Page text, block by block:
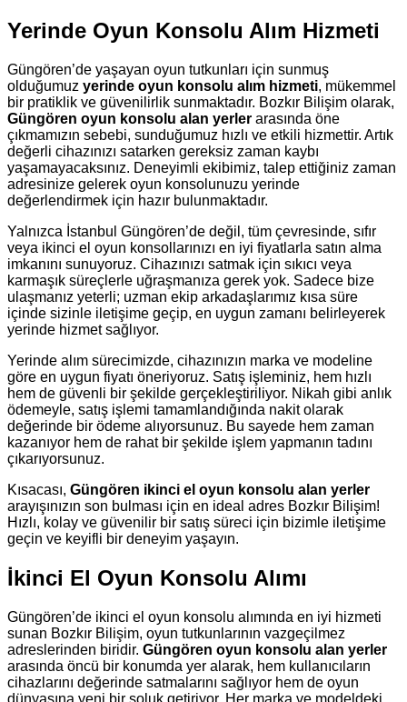
Yerinde Oyun Konsolu Alım Hizmeti
Güngören’de yaşayan oyun tutkunları için sunmuş
olduğumuz yerinde oyun konsolu alım hizmeti, mükemmel
bir pratiklik ve güvenilirlik sunmaktadır. Bozkır Bilişim olarak,
Güngören oyun konsolu alan yerler arasında öne
çıkmamızın sebebi, sunduğumuz hızlı ve etkili hizmettir. Artık
değerli cihazınızı satarken gereksiz zaman kaybı
yaşamayacaksınız. Deneyimli ekibimiz, talep ettiğiniz zaman
adresinize gelerek oyun konsolunuzu yerinde
değerlendirmek için hazır bulunmaktadır.
Yalnızca İstanbul Güngören’de değil, tüm çevresinde, sıfır
veya ikinci el oyun konsollarınızı en iyi fiyatlarla satın alma
imkanını sunuyoruz. Cihazınızı satmak için sıkıcı veya
karmaşık süreçlerle uğraşmanıza gerek yok. Sadece bize
ulaşmanız yeterli; uzman ekip arkadaşlarımız kısa süre
içinde sizinle iletişime geçip, en uygun zamanı belirleyerek
yerinde hizmet sağlıyor.
Yerinde alım sürecimizde, cihazınızın marka ve modeline
göre en uygun fiyatı öneriyoruz. Satış işleminiz, hem hızlı
hem de güvenli bir şekilde gerçekleştiriliyor. Nikah gibi anlık
ödemeyle, satış işlemi tamamlandığında nakit olarak
değerinde bir ödeme alıyorsunuz. Bu sayede hem zaman
kazanıyor hem de rahat bir şekilde işlem yapmanın tadını
çıkarıyorsunuz.
Kısacası, Güngören ikinci el oyun konsolu alan yerler
arayışınızın son bulması için en ideal adres Bozkır Bilişim!
Hızlı, kolay ve güvenilir bir satış süreci için bizimle iletişime
geçin ve keyifli bir deneyim yaşayın.
İkinci El Oyun Konsolu Alımı
Güngören’de ikinci el oyun konsolu alımında en iyi hizmeti
sunan Bozkır Bilişim, oyun tutkunlarının vazgeçilmez
adreslerinden biridir. Güngören oyun konsolu alan yerler
arasında öncü bir konumda yer alarak, hem kullanıcıların
cihazlarını değerinde satmalarını sağlıyor hem de oyun
dünyasına yeni bir soluk getiriyor. Her marka ve modeldeki